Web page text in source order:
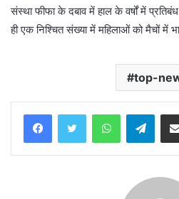
संस्था फीफा के दबाव में हाल के वर्षों में
ही एक निश्चित संख्या में महिलाओं को मैचों में
top-
WhatsApp